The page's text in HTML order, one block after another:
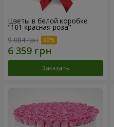
Цветы в белой коробке
"101 красная роза"
9 084 грн
Заказать